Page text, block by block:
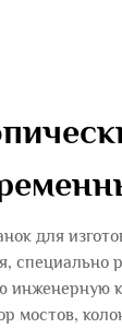
для
мостов,